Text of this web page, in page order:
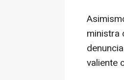
ministra
valiente